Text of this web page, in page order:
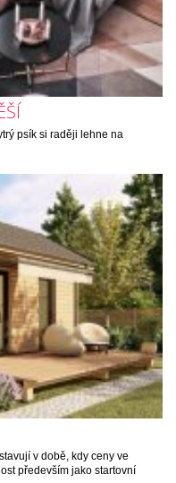
psík si raději lehne na
v době, kdy ceny ve
především jako startovní